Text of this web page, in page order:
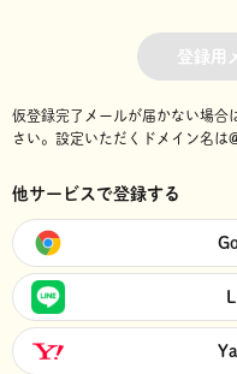
登録用
仮登録完了メールが届かない場合
さい。 設定いただくドメイン名は
他サービスで登録する